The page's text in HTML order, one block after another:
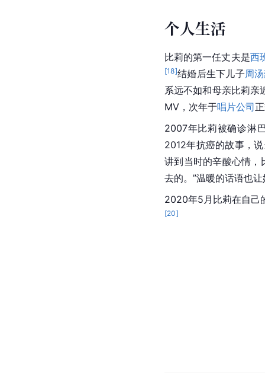
个人生活
比莉的第一任丈夫是西
[18]结婚后生下儿子周
系远不如和母亲比莉亲
MV，次年于唱片公司
2007年比莉被确诊淋
2012年抗癌的故事，
讲到当时的辛酸心情，
去的。”温暖的话语也
2020年5月比莉在自己
[20]